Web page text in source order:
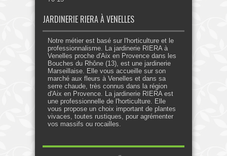
JARDINERIE RIERA À VENELLES
Notre métier est basé sur l'horticulture et le
professionnalisme. La jardinerie RIERA à
Venelles proche d'Aix en Provence dans les
Bouches du Rhône (13), est une jardinerie
Marseillaise. Elle vous accueille sur son
marché aux fleurs à Venelles et dans sa
serre chaude, très connus dans la région
d'Aix en Provence. La jardinerie RIERA est
une professionnelle de l'horticulture. Elle
vous propose un choix important de plantes
vivaces, toutes rustiques, pour agrémenter
vos massifs ou rocailles.